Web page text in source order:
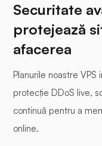
Securitate
protejează
afacerea
Planurile noastre
protecție DDoS live,
continuă pentru a
online.